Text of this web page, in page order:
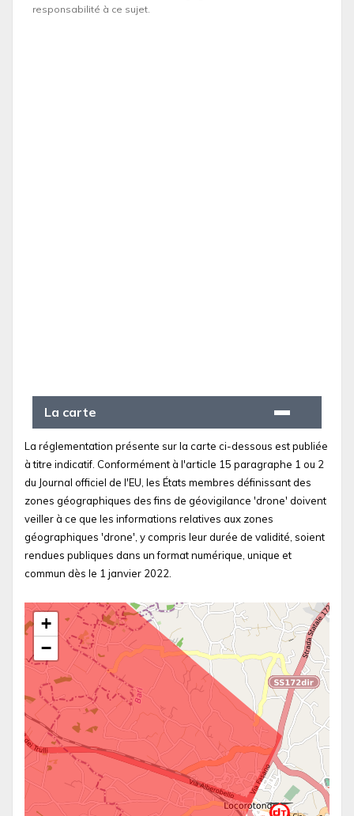
responsabilité à ce sujet.
La carte
La réglementation présente sur la carte ci-dessous est publiée
à titre indicatif. Conformément à l'article 15 paragraphe 1 ou 2
du Journal officiel de l'EU, les États membres définissant des
zones géographiques des fins de géovigilance 'drone' doivent
veiller à ce que les informations relatives aux zones
géographiques 'drone', y compris leur durée de validité, soient
rendues publiques dans un format numérique, unique et
commun dès le 1 janvier 2022.